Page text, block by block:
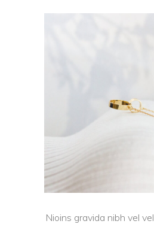
Nioins gravida nibh vel